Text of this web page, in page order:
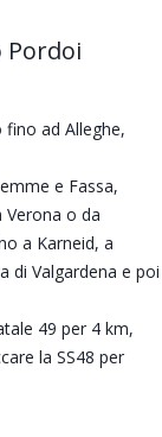
Pordoi
fino ad Alleghe,
e Fassa,
Verona o da
a Karneid, a
di Valgardena e poi
49 per 4 km,
la SS48 per